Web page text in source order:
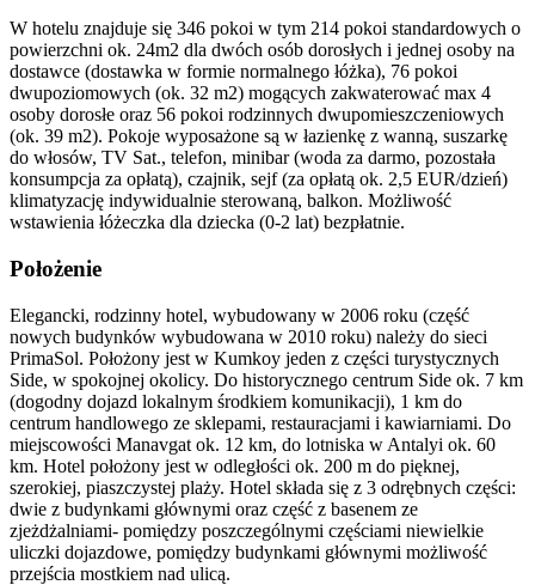
W hotelu znajduje się 346 pokoi w tym 214 pokoi standardowych o
powierzchni ok. 24m2 dla dwóch osób dorosłych i jednej osoby na
dostawce (dostawka w formie normalnego łóżka), 76 pokoi
dwupoziomowych (ok. 32 m2) mogących zakwaterować max 4
osoby dorosłe oraz 56 pokoi rodzinnych dwupomieszczeniowych
(ok. 39 m2). Pokoje wyposażone są w łazienkę z wanną, suszarkę
do włosów, TV Sat., telefon, minibar (woda za darmo, pozostała
konsumpcja za opłatą), czajnik, sejf (za opłatą ok. 2,5 EUR/dzień)
klimatyzację indywidualnie sterowaną, balkon. Możliwość
wstawienia łóżeczka dla dziecka (0-2 lat) bezpłatnie.
Położenie
Elegancki, rodzinny hotel, wybudowany w 2006 roku (część
nowych budynków wybudowana w 2010 roku) należy do sieci
PrimaSol. Położony jest w Kumkoy jeden z części turystycznych
Side, w spokojnej okolicy. Do historycznego centrum Side ok. 7 km
(dogodny dojazd lokalnym środkiem komunikacji), 1 km do
centrum handlowego ze sklepami, restauracjami i kawiarniami. Do
miejscowości Manavgat ok. 12 km, do lotniska w Antalyi ok. 60
km. Hotel położony jest w odległości ok. 200 m do pięknej,
szerokiej, piaszczystej plaży. Hotel składa się z 3 odrębnych części:
dwie z budynkami głównymi oraz część z basenem ze
zjeżdżalniami- pomiędzy poszczególnymi częściami niewielkie
uliczki dojazdowe, pomiędzy budynkami głównymi możliwość
przejścia mostkiem nad ulicą.